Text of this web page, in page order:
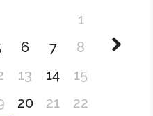
1
6 7
8
13 14
15
20 21
22